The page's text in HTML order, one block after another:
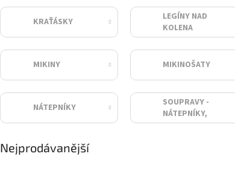
KRAŤÁSKY
LEGÍNY NAD
KOLENA
MIKINY MIKINOŠATY
NÁTEPNÍKY
SOUPRAVY -
NÁTEPNÍKY,
GUMIČKA
Nejprodávanější